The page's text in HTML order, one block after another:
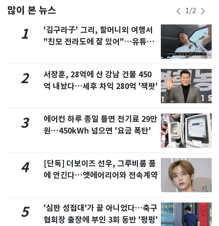
많이 본 뉴스 1/2
1
'김구라子' 그리, 할머니외 여행서
"친모 전라도에 잘 있어"…유튜브
2
서장훈, 28억에 산 강남 건물 450
억 내놨다…세후 차익 280억 '잭팟'
3
에어컨 하루 종일 틀면 전기료 29만
원…450kWh 넘으면 '요금 폭탄'
4
[단독] 더보이즈 선우, 그루비룸 품
에 안긴다…앳에어리어와 전속계약
5
'심판 성접대'가 끝 아니었다…축구
협회장 출장에 부인 3회 동반 '펑펑'